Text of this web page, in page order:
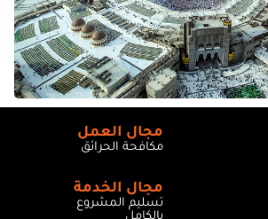
مجال العمل
مكافحة الحرائق
مجال الخدمة
تسليم المشروع